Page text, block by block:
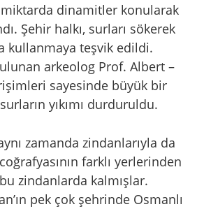
dinamitler konularak
Şehir halkı, surları sökerek
kullanmaya teşvik edildi.
arkeolog Prof. Albert –
sayesinde büyük bir
yıkımı durduruldu.
zamanda zindanlarıyla da
farklı yerlerinden
zindanlarda kalmışlar.
pek çok şehrinde Osmanlı